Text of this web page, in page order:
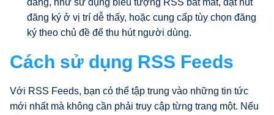
dàng, như sử dụng biểu tượng RSS bắt mắt, đặt nút
đăng ký ở vị trí dễ thấy, hoặc cung cấp tùy chọn đăng
ký theo chủ đề để thu hút người dùng.
Cách sử dụng RSS Feeds
Với RSS Feeds, bạn có thể tập trung vào những tin tức
mới nhất mà không cần phải truy cập từng trang một. Nếu